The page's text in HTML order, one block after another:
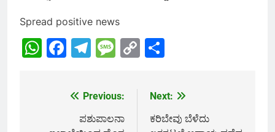
Spread positive news
WhatsApp
Facebook
Telegram
Message
Copy
navigation
Previous:
ಪಶುಪಾಲನಾ
Next:
ಕರಿಬೇವು ಬೆಳೆದು